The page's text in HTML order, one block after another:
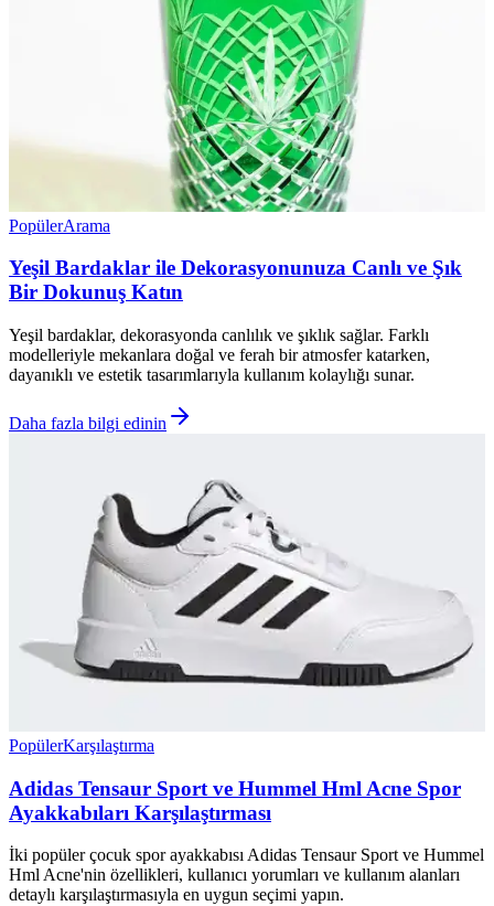
PopülerArama
Yeşil Bardaklar ile Dekorasyonunuza Canlı ve Şık
Bir Dokunuş Katın
Yeşil bardaklar, dekorasyonda canlılık ve şıklık sağlar. Farklı
modelleriyle mekanlara doğal ve ferah bir atmosfer katarken,
dayanıklı ve estetik tasarımlarıyla kullanım kolaylığı sunar.
Daha fazla bilgi edinin
PopülerKarşılaştırma
Adidas Tensaur Sport ve Hummel Hml Acne Spor
Ayakkabıları Karşılaştırması
İki popüler çocuk spor ayakkabısı Adidas Tensaur Sport ve Hummel
Hml Acne'nin özellikleri, kullanıcı yorumları ve kullanım alanları
detaylı karşılaştırmasıyla en uygun seçimi yapın.